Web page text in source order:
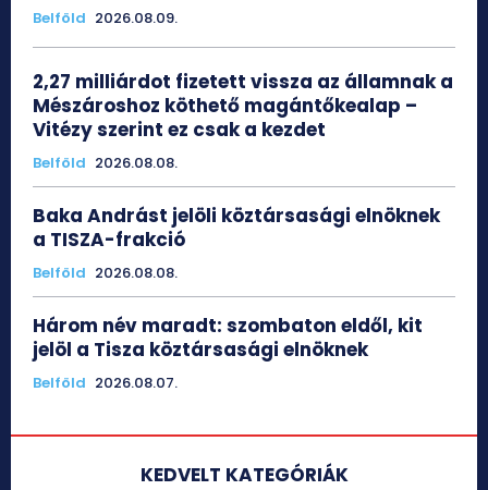
Belföld 2026.08.09.
2,27 milliárdot fizetett vissza az államnak a
Mészároshoz köthető magántőkealap –
Vitézy szerint ez csak a kezdet
Belföld 2026.08.08.
Baka Andrást jelöli köztársasági elnöknek
a TISZA-frakció
Belföld 2026.08.08.
Három név maradt: szombaton eldől, kit
jelöl a Tisza köztársasági elnöknek
Belföld 2026.08.07.
KEDVELT KATEGÓRIÁK